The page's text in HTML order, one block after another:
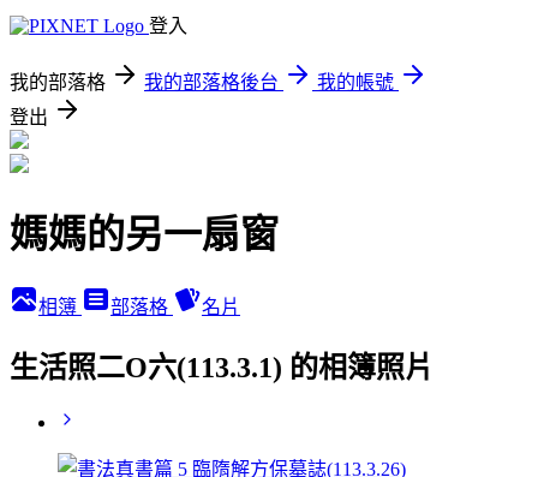
登入
我的部落格 我的部落格後台
我的帳號
登出
媽媽的另一扇窗
相簿 部落格 名片
生活照二O六(113.3.1) 的相簿照片